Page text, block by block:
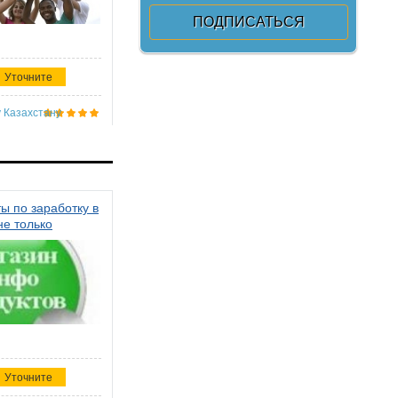
Уточните
Казахстану
по заработку в
только
Уточните